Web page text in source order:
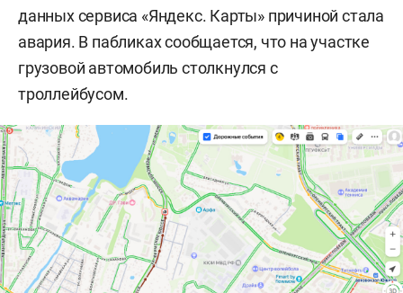
данных сервиса «Яндекс. Карты» причиной стала
авария. В пабликах сообщается, что на участке
грузовой автомобиль столкнулся с
троллейбусом.